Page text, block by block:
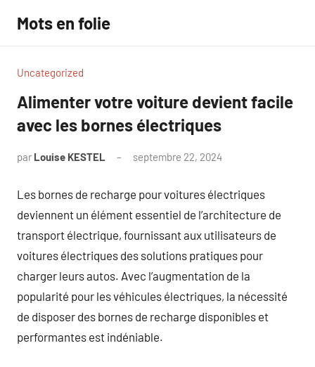
contenu
Mots en folie
Uncategorized
Alimenter votre voiture devient facile
avec les bornes électriques
par Louise KESTEL septembre 22, 2024
Les bornes de recharge pour voitures électriques
deviennent un élément essentiel de l’architecture de
transport électrique, fournissant aux utilisateurs de
voitures électriques des solutions pratiques pour
charger leurs autos. Avec l’augmentation de la
popularité pour les véhicules électriques, la nécessité
de disposer des bornes de recharge disponibles et
performantes est indéniable.